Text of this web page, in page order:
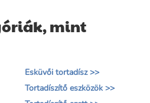
mint
Esküvői tortadísz >>
Tortadíszítő eszközök >>